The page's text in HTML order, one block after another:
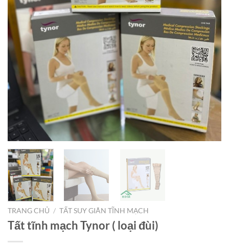
TRANG CHỦ / TẤT SUY GIÃN TĨNH MẠCH
Tất tĩnh mạch Tynor ( loại đùi)